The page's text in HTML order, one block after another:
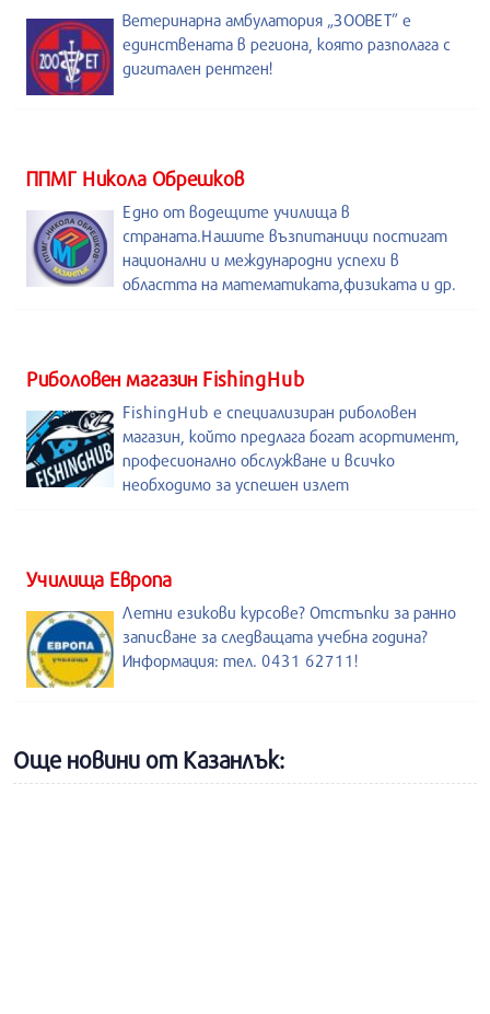
Ветеринарна амбулатория „ЗООВЕТ” е
единствената в региона, която разполага с
дигитален рентген!
ППМГ Никола Обрешков
Едно от водещите училища в
страната.Нашите възпитаници постигат
национални и международни успехи в
областта на математиката,физиката и др.
Риболовен магазин FishingHub
FishingHub е специализиран риболовен
магазин, който предлага богат асортимент,
професионално обслужване и всичко
необходимо за успешен излет
Училища Европа
Летни езикови курсове? Отстъпки за ранно
записване за следващата учебна година?
Информация: тел. 0431 62711!
Още новини от Казанлък: